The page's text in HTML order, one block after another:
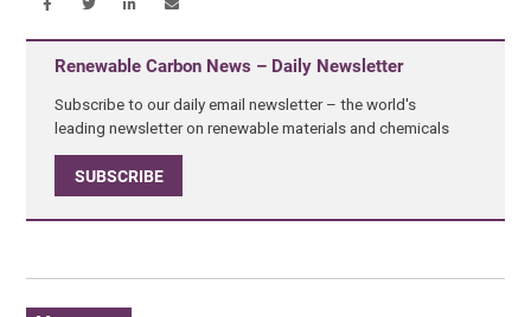
Renewable Carbon News – Daily Newsletter
Subscribe to our daily email newsletter – the world's
leading newsletter on renewable materials and chemicals
SUBSCRIBE